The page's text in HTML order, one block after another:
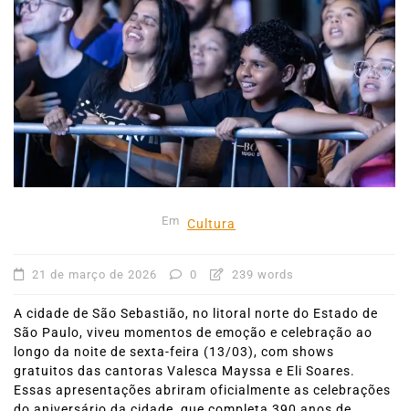
Em Cultura
21 de março de 2026 0 239 words
A cidade de São Sebastião, no litoral norte do Estado de
São Paulo, viveu momentos de emoção e celebração ao
longo da noite de sexta-feira (13/03), com shows
gratuitos das cantoras Valesca Mayssa e Eli Soares.
Essas apresentações abriram oficialmente as celebrações